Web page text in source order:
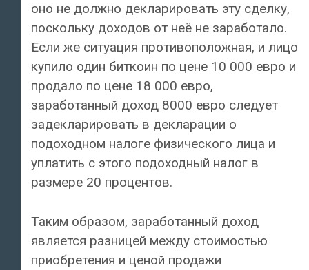
оно не должно декларировать эту сделку,
поскольку доходов от неё не заработало.
Если же ситуация противоположная, и лицо
купило один биткоин по цене 10 000 евро и
продало по цене 18 000 евро,
заработанный доход 8000 евро следует
задекларировать в декларации о
подоходном налоге физического лица и
уплатить с этого подоходный налог в
размере 20 процентов.
Таким образом, заработанный доход
является разницей между стоимостью
приобретения и ценой продажи